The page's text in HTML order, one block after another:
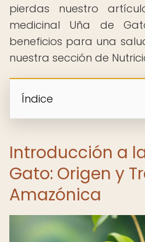
pierdas nuestro
medicinal Uña de
beneficios para una
nuestra sección de
Índice
Introducción a
Gato: Origen y
Amazónica